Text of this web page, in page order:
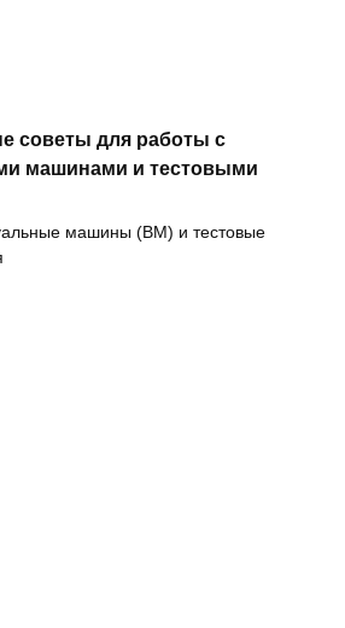
советы для работы с
машинами и тестовыми
машины (ВМ) и тестовые